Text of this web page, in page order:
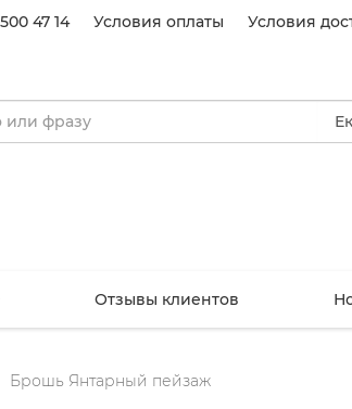
47 14 Условия оплаты Условия
Отзывы клиентов
Брошь Янтарный пейзаж